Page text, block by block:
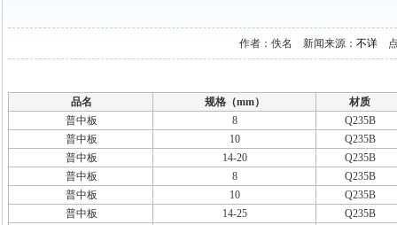
作者：佚名 新闻来源：不详
品名 规格（mm）
材质
普中板
8
Q235B
普中板
10
Q235B
普中板
14-20
Q235B
普中板
8
Q235B
普中板
10
Q235B
普中板
14-25
Q235B